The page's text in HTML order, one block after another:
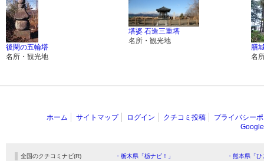
後閑の五輪塔
名所・観光地
塔婆 石造三重塔
名所・観光地
膳
名
ホーム サイトマップ ログイン クチコミ投稿
プライバシー
全国のクチコミナビ(R) ・栃木県「栃ナビ！」
・熊本県「